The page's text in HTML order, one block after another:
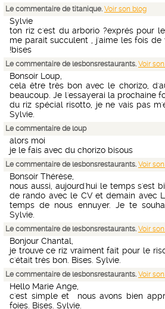
Le commentaire de titanique. Voir son blog
Sylvie
ton riz c'est du arborio ?exprés pour
me parait succulent , j'aime les fois
!bises
Le commentaire de lesbonsrestaurants. Voir
Bonsoir Loup,
cela être très bon avec le chorizo,
beaucoup. Je l'essayerai la prochaine
du riz spécial risotto, je ne vais pas
Sylvie.
Le commentaire de loup
alors moi
je le fais avec du chorizo bisous
Le commentaire de lesbonsrestaurants. Voir
Bonsoir Thérèse,
nous aussi, aujourd'hui le temps s'est
de rando avec le CV et demain avec
temps de nous ennuyer. Je te
Sylvie.
Le commentaire de lesbonsrestaurants. Voir
Bonjour Chantal,
je trouve ce riz vraiment fait pour le
c'était très bon. Bises. Sylvie.
Le commentaire de lesbonsrestaurants. Voir
Hello Marie Ange,
c'est simple et nous avons bien
foies. Bises. Sylvie.